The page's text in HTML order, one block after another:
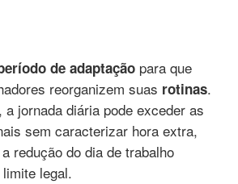
de adaptação para que
reorganizem suas rotinas.
jornada diária pode exceder as
sem caracterizar hora extra,
redução do dia de trabalho
legal.